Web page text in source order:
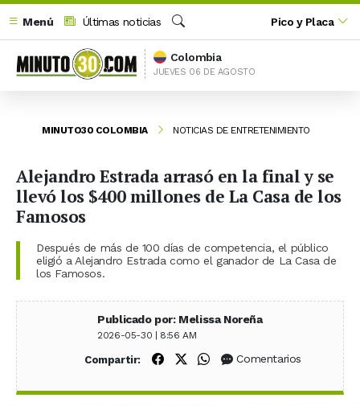
Menú
Últimas noticias
Buscar
Pico y Placa
Colombia
JUEVES 06 DE AGOSTO
MINUTO30 COLOMBIA NOTICIAS DE ENTRETENIMIENTO
Alejandro Estrada arrasó en la final y se
llevó los $400 millones de La Casa de los
Famosos
Después de más de 100 días de competencia, el público
eligió a Alejandro Estrada como el ganador de La Casa de
los Famosos.
Publicado por: Melissa Noreña
2026-05-30 | 8:56 AM
Compartir: Compartir en Facebook
Compartir en X (Twitter)
Compartir en WhatsApp
Comentarios